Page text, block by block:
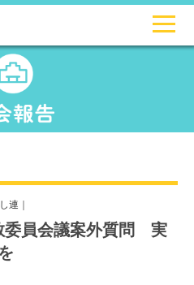
連
委員会議案外質問 実